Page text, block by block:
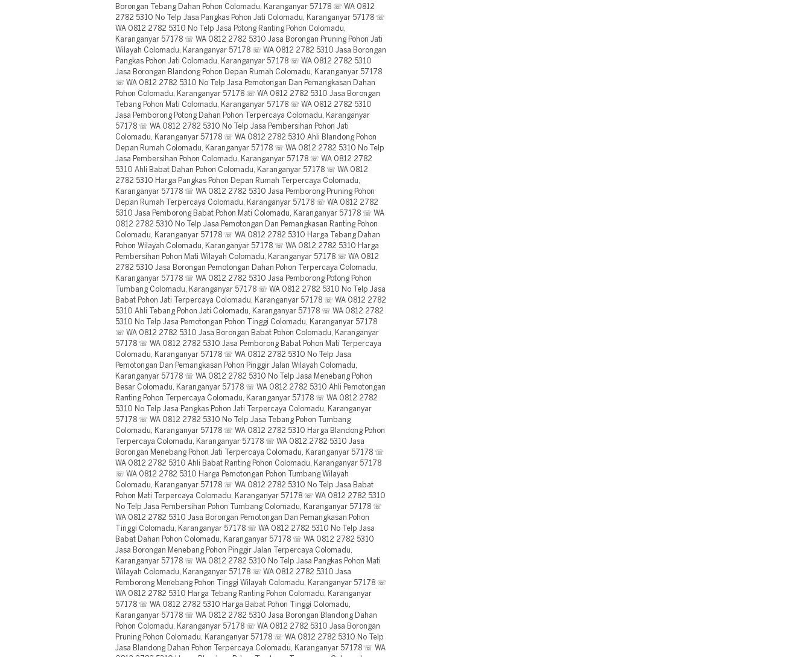
Borongan Tebang Dahan Pohon Colomadu, Karanganyar 57178 ☏ WA 0812
2782 5310 No Telp Jasa Pangkas Pohon Jati Colomadu, Karanganyar 57178 ☏
WA 0812 2782 5310 No Telp Jasa Potong Ranting Pohon Colomadu,
Karanganyar 57178 ☏ WA 0812 2782 5310 Jasa Borongan Pruning Pohon Jati
Wilayah Colomadu, Karanganyar 57178 ☏ WA 0812 2782 5310 Jasa Borongan
Pangkas Pohon Jati Colomadu, Karanganyar 57178 ☏ WA 0812 2782 5310
Jasa Borongan Blandong Pohon Depan Rumah Colomadu, Karanganyar 57178
☏ WA 0812 2782 5310 No Telp Jasa Pemotongan Dan Pemangkasan Dahan
Pohon Colomadu, Karanganyar 57178 ☏ WA 0812 2782 5310 Jasa Borongan
Tebang Pohon Mati Colomadu, Karanganyar 57178 ☏ WA 0812 2782 5310
Jasa Pemborong Potong Dahan Pohon Terpercaya Colomadu, Karanganyar
57178 ☏ WA 0812 2782 5310 No Telp Jasa Pembersihan Pohon Jati
Colomadu, Karanganyar 57178 ☏ WA 0812 2782 5310 Ahli Blandong Pohon
Depan Rumah Colomadu, Karanganyar 57178 ☏ WA 0812 2782 5310 No Telp
Jasa Pembersihan Pohon Colomadu, Karanganyar 57178 ☏ WA 0812 2782
5310 Ahli Babat Dahan Pohon Colomadu, Karanganyar 57178 ☏ WA 0812
2782 5310 Harga Pangkas Pohon Depan Rumah Terpercaya Colomadu,
Karanganyar 57178 ☏ WA 0812 2782 5310 Jasa Pemborong Pruning Pohon
Depan Rumah Terpercaya Colomadu, Karanganyar 57178 ☏ WA 0812 2782
5310 Jasa Pemborong Babat Pohon Mati Colomadu, Karanganyar 57178 ☏ WA
0812 2782 5310 No Telp Jasa Pemotongan Dan Pemangkasan Ranting Pohon
Colomadu, Karanganyar 57178 ☏ WA 0812 2782 5310 Harga Tebang Dahan
Pohon Wilayah Colomadu, Karanganyar 57178 ☏ WA 0812 2782 5310 Harga
Pembersihan Pohon Mati Wilayah Colomadu, Karanganyar 57178 ☏ WA 0812
2782 5310 Jasa Borongan Pemotongan Dahan Pohon Terpercaya Colomadu,
Karanganyar 57178 ☏ WA 0812 2782 5310 Jasa Pemborong Potong Pohon
Tumbang Colomadu, Karanganyar 57178 ☏ WA 0812 2782 5310 No Telp Jasa
Babat Pohon Jati Terpercaya Colomadu, Karanganyar 57178 ☏ WA 0812 2782
5310 Ahli Tebang Pohon Jati Colomadu, Karanganyar 57178 ☏ WA 0812 2782
5310 No Telp Jasa Pemotongan Pohon Tinggi Colomadu, Karanganyar 57178
☏ WA 0812 2782 5310 Jasa Borongan Babat Pohon Colomadu, Karanganyar
57178 ☏ WA 0812 2782 5310 Jasa Pemborong Babat Pohon Mati Terpercaya
Colomadu, Karanganyar 57178 ☏ WA 0812 2782 5310 No Telp Jasa
Pemotongan Dan Pemangkasan Pohon Pinggir Jalan Wilayah Colomadu,
Karanganyar 57178 ☏ WA 0812 2782 5310 No Telp Jasa Menebang Pohon
Besar Colomadu, Karanganyar 57178 ☏ WA 0812 2782 5310 Ahli Pemotongan
Ranting Pohon Terpercaya Colomadu, Karanganyar 57178 ☏ WA 0812 2782
5310 No Telp Jasa Pangkas Pohon Jati Terpercaya Colomadu, Karanganyar
57178 ☏ WA 0812 2782 5310 No Telp Jasa Tebang Pohon Tumbang
Colomadu, Karanganyar 57178 ☏ WA 0812 2782 5310 Harga Blandong Pohon
Terpercaya Colomadu, Karanganyar 57178 ☏ WA 0812 2782 5310 Jasa
Borongan Menebang Pohon Jati Terpercaya Colomadu, Karanganyar 57178 ☏
WA 0812 2782 5310 Ahli Babat Ranting Pohon Colomadu, Karanganyar 57178
☏ WA 0812 2782 5310 Harga Pemotongan Pohon Tumbang Wilayah
Colomadu, Karanganyar 57178 ☏ WA 0812 2782 5310 No Telp Jasa Babat
Pohon Mati Terpercaya Colomadu, Karanganyar 57178 ☏ WA 0812 2782 5310
No Telp Jasa Pembersihan Pohon Tumbang Colomadu, Karanganyar 57178 ☏
WA 0812 2782 5310 Jasa Borongan Pemotongan Dan Pemangkasan Pohon
Tinggi Colomadu, Karanganyar 57178 ☏ WA 0812 2782 5310 No Telp Jasa
Babat Dahan Pohon Colomadu, Karanganyar 57178 ☏ WA 0812 2782 5310
Jasa Borongan Menebang Pohon Pinggir Jalan Terpercaya Colomadu,
Karanganyar 57178 ☏ WA 0812 2782 5310 No Telp Jasa Pangkas Pohon Mati
Wilayah Colomadu, Karanganyar 57178 ☏ WA 0812 2782 5310 Jasa
Pemborong Menebang Pohon Tinggi Wilayah Colomadu, Karanganyar 57178 ☏
WA 0812 2782 5310 Harga Tebang Ranting Pohon Colomadu, Karanganyar
57178 ☏ WA 0812 2782 5310 Harga Babat Pohon Tinggi Colomadu,
Karanganyar 57178 ☏ WA 0812 2782 5310 Jasa Borongan Blandong Dahan
Pohon Colomadu, Karanganyar 57178 ☏ WA 0812 2782 5310 Jasa Borongan
Pruning Pohon Colomadu, Karanganyar 57178 ☏ WA 0812 2782 5310 No Telp
Jasa Blandong Dahan Pohon Terpercaya Colomadu, Karanganyar 57178 ☏ WA